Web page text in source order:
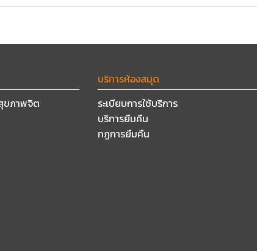
ขภาพจิต
บริการห้องสมุด
ระเบียบการใช้บริการ
บริการยืมคืน
กฏการยืมคืน